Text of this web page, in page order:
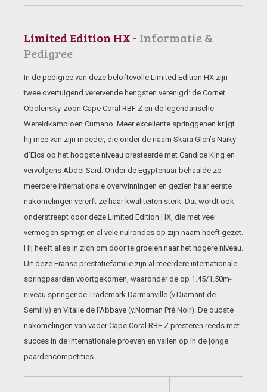
Limited Edition HX - Informatie &
Pedigree
In de pedigree van deze beloftevolle Limited Edition HX zijn
twee overtuigend verervende hengsten verenigd: de Cornet
Obolensky-zoon Cape Coral RBF Z en de legendarische
Wereldkampioen Cumano. Meer excellente springgenen krijgt
hij mee van zijn moeder, die onder de naam Skara Glen’s Naiky
d’Elca op het hoogste niveau presteerde met Candice King en
vervolgens Abdel Saïd. Onder de Egyptenaar behaalde ze
meerdere internationale overwinningen en gezien haar eerste
nakomelingen vererft ze haar kwaliteiten sterk. Dat wordt ook
onderstreept door deze Limited Edition HX, die met veel
vermogen springt en al vele nulrondes op zijn naam heeft gezet.
Hij heeft alles in zich om door te groeien naar het hogere niveau.
Uit deze Franse prestatiefamilie zijn al meerdere internationale
springpaarden voortgekomen, waaronder de op 1.45/1.50m-
niveau springende Trademark Darmanville (v.Diamant de
Semilly) en Vitalie de l’Abbaye (v.Norman Pré Noir). De oudste
nakomelingen van vader Cape Coral RBF Z presteren reeds met
succes in de internationale proeven en vallen op in de jonge
paardencompetities.